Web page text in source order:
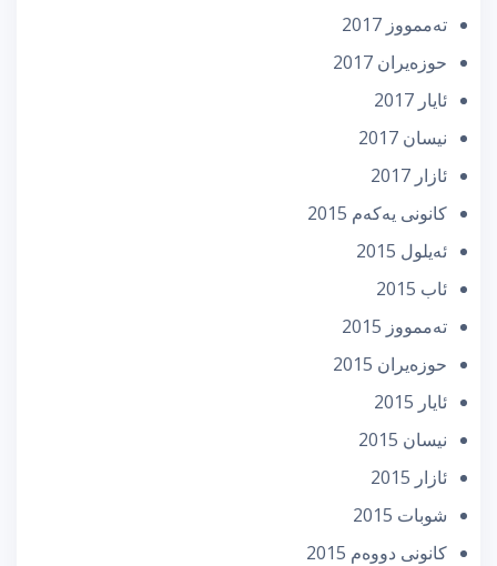
تەممووز 2017
حوزه‌یران 2017
ئایار 2017
نیسان 2017
ئازار 2017
كانونی یه‌كه‌م 2015
ئه‌یلول 2015
ئاب 2015
تەممووز 2015
حوزه‌یران 2015
ئایار 2015
نیسان 2015
ئازار 2015
شوبات 2015
كانونی دووه‌م 2015